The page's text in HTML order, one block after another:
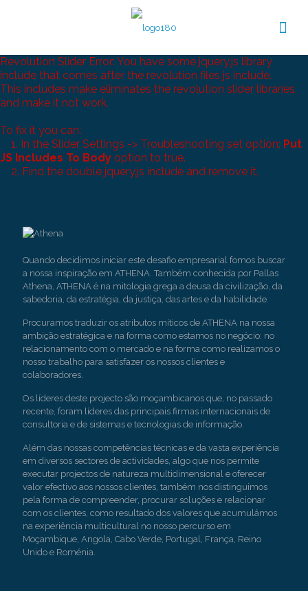
Revolution Slider Error: You have some jquery.js library
include that comes after the revolution files js include.
This includes make eliminates the revolution slider libraries,
and make it not work.
To fix it you can:
1. In the Slider Settings -> Troubleshooting set option: Put
JS Includes To Body option to true.
2. Find the double jquery.js include and remove it.
Quando decidimos iniciar este desafio empresarial fomos buscar
a nossa inspiração em ATHENA. Também conhecida por Pallas
Athena, ATHENA é na mitologia grega a deusa da civilização, da
sabedoria, da estratégia, da justiça, das artes e da habilidade.
Procuramos traduzir os atributos míticos de ATHENA na nossa
ambição estratégica e na forma como estamos no negócio: no
relacionamento com o mercado e na forma como realizamos o
nosso trabalho para satisfazer os nossos clientes e
colaboradores.
Os líderes deste projecto são moçambicanos que, no passado
recente, foram líderes das principais firmas internacionais de
consultoria e de sistemas e tecnologias de informação.
Além das nossas competências técnicas e da vasta experiência
em diversos sectores de actividades, algo que nos permite
executar projectos de natureza multidimensional e oferecer
valor efectivo aos nossos clientes, também nos distinguimos
pela forma de compreender, procurar soluções e relacionar
com os clientes, como resultado dos valores que acumulámos
na experiência multicultural no nosso percurso em
Moçambique, Angola, Cabo Verde, Portugal, França, Reino
Unido e Roménia.